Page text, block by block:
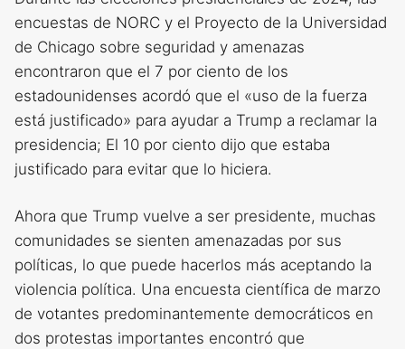
encuestas de NORC y el Proyecto de la Universidad
de Chicago sobre seguridad y amenazas
encontraron que el 7 por ciento de los
estadounidenses acordó que el «uso de la fuerza
está justificado» para ayudar a Trump a reclamar la
presidencia; El 10 por ciento dijo que estaba
justificado para evitar que lo hiciera.
Ahora que Trump vuelve a ser presidente, muchas
comunidades se sienten amenazadas por sus
políticas, lo que puede hacerlos más aceptando la
violencia política. Una encuesta científica de marzo
de votantes predominantemente democráticos en
dos protestas importantes encontró que